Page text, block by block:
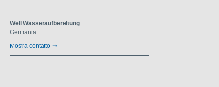
Weil Wasseraufbereitung
Germania
Mostra contatto